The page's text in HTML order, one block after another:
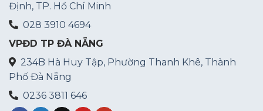
Định, TP. Hồ Chí Minh
028 3910 4694
VPĐD TP ĐÀ NẴNG
234B Hà Huy Tập, Phường Thanh Khê, Thành
Phố Đà Nẵng
0236 3811 646